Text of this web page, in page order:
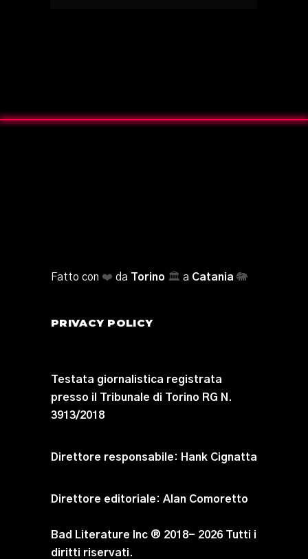
Fatto con ❤️ da Torino 🏛️ a Catania 🐘
PRIVACY POLICY
Testata giornalistica registrata
presso il Tribunale di Torino RG N.
3913/2018
Direttore responsabile: Hank Cignatta
Direttore editoriale: Alan Comoretto
Bad Literature Inc ® 2018- 2026 Tutti i
diritti riservati.